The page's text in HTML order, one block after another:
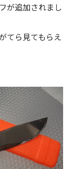
が追加されまし
てら見てもらえ